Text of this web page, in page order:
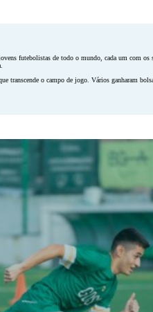
futebolistas de todo o mundo, cada um com
transcende o campo de jogo. Vários ganharam